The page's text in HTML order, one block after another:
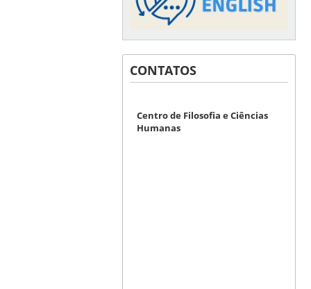
CONTATOS
Centro de Filosofia e Ciências
Humanas